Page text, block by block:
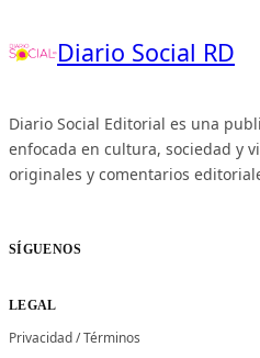
Diario Social RD
Diario Social Editorial es una
enfocada en cultura, sociedad y
originales y comentarios
SÍGUENOS
LEGAL
Privacidad/Términos